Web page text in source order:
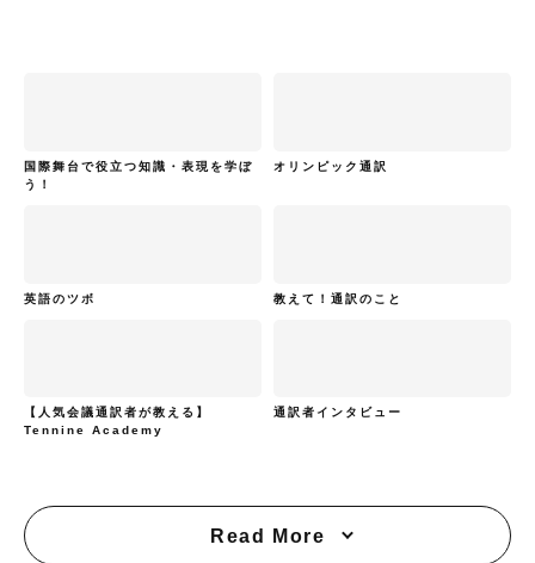
国際舞台で役立つ知識・表現を学ぼ
う！
オリンピック通訳
英語のツボ 教えて！通訳のこと
【人気会議通訳者が教える】
Tennine Academy
通訳者インタビュー
Read More